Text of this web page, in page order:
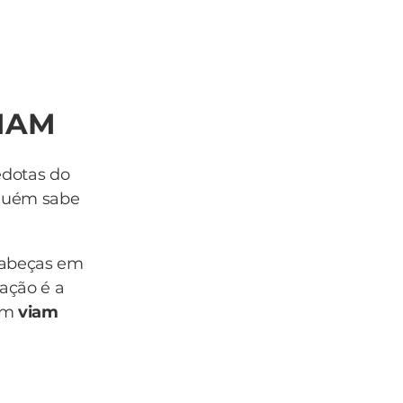
do
sabe
em
é a
viam